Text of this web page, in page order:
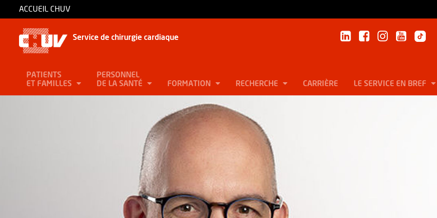
ACCUEIL CHUV
Service de chirurgie cardiaque
PATIENTS
ET FAMILLES
PERSONNEL
DE LA SANTÉ
FORMATION RECHERCHE CARRIÈRE LE SERVICE EN BREF